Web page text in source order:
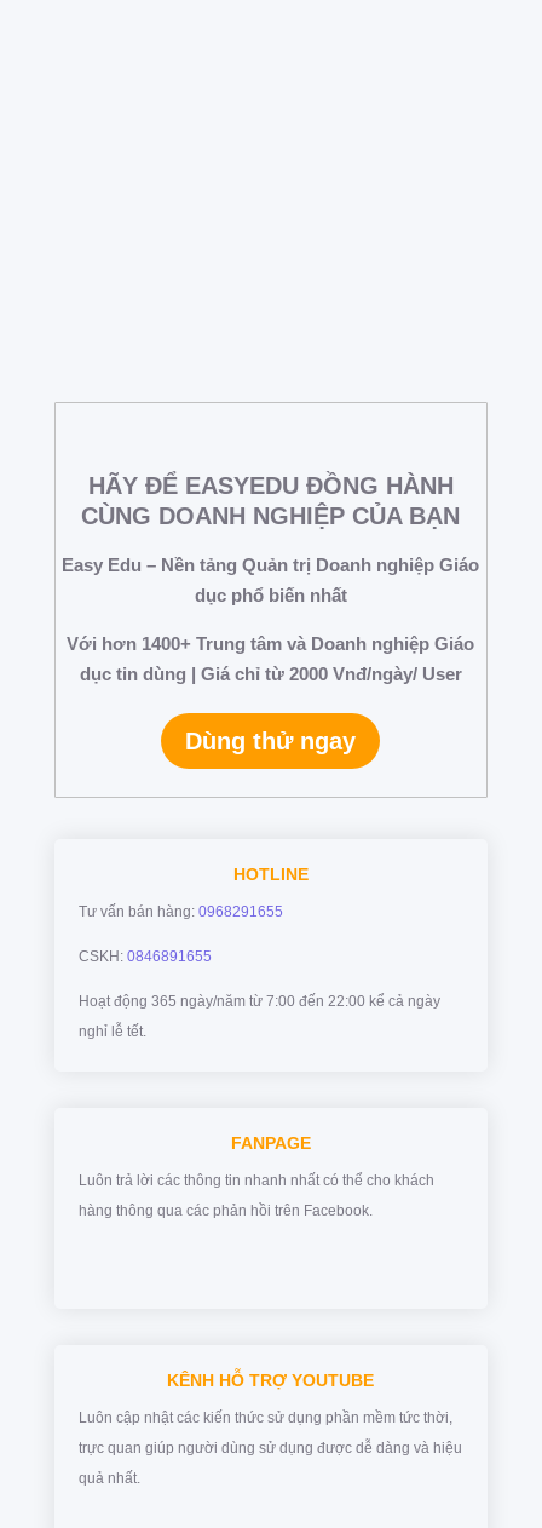
HÃY ĐỂ EASYEDU ĐỒNG HÀNH
CÙNG DOANH NGHIỆP CỦA BẠN
Easy Edu – Nền tảng Quản trị Doanh nghiệp Giáo
dục phổ biến nhất
Với hơn 1400+ Trung tâm và Doanh nghiệp Giáo
dục tin dùng | Giá chỉ từ 2000 Vnđ/ngày/ User
Dùng thử ngay
HOTLINE
Tư vấn bán hàng: 0968291655
CSKH: 0846891655
Hoạt động 365 ngày/năm từ 7:00 đến 22:00 kể cả ngày
nghỉ lễ tết.
FANPAGE
Luôn trả lời các thông tin nhanh nhất có thể cho khách
hàng thông qua các phản hồi trên Facebook.
KÊNH HỖ TRỢ YOUTUBE
Luôn cập nhật các kiến thức sử dụng phần mềm tức thời,
trực quan giúp người dùng sử dụng được dễ dàng và hiệu
quả nhất.